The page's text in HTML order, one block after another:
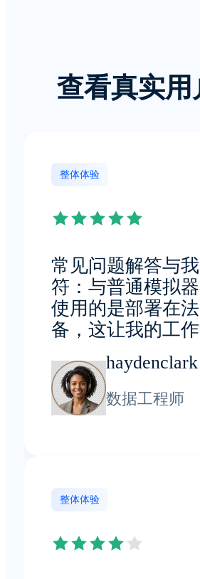
查看真实用
整体体验
常见问题解答与
符：与普通模拟
使用的是部署在
备，这让我的工
haydenclark
数据工程师
整体体验